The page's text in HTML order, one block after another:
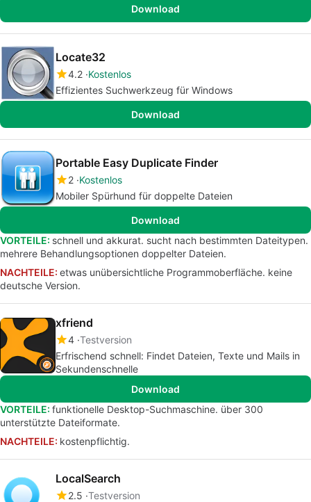
Download
Locate32
4.2 Kostenlos
Effizientes Suchwerkzeug für Windows
Download
Portable Easy Duplicate Finder
2 Kostenlos
Mobiler Spürhund für doppelte Dateien
Download
VORTEILE: schnell und akkurat. sucht nach bestimmten Dateitypen.
mehrere Behandlungsoptionen doppelter Dateien.
NACHTEILE: etwas unübersichtliche Programmoberfläche. keine
deutsche Version.
xfriend
4 Testversion
Erfrischend schnell: Findet Dateien, Texte und Mails in
Sekundenschnelle
Download
VORTEILE: funktionelle Desktop-Suchmaschine. über 300
unterstützte Dateiformate.
NACHTEILE: kostenpflichtig.
LocalSearch
2.5 Testversion